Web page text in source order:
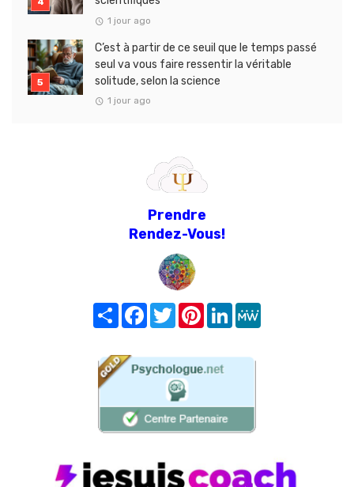
1 jour ago
C’est à partir de ce seuil que le temps passé
seul va vous faire ressentir la véritable
solitude, selon la science
1 jour ago
Prendre
Rendez-Vous!
Share FacebookTwitterPinterest
LinkedIn